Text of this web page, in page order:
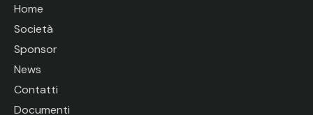
Home
Società
Sponsor
News
Contatti
Documenti